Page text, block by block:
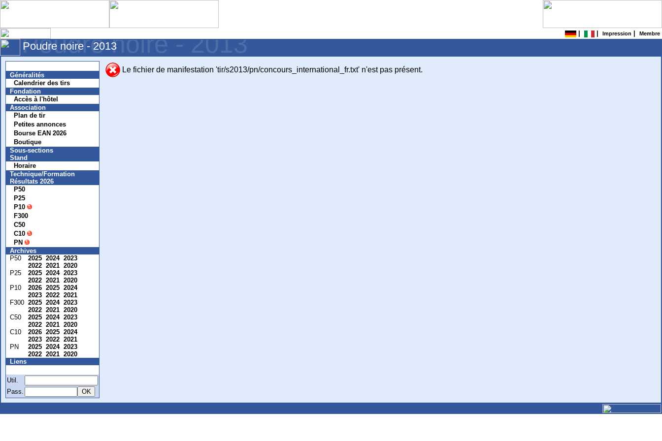
Impression Membre
Poudre noire - 2013
Poudre noire - 2013
Généralités
Calendrier des tirs
Fondation
Accès à l'hôtel
Association
Plan de tir
Petites annonces
Bourse EAN 2026
Boutique
Sous-sections
Stand
Horaire
Technique/Formation
Résultats 2026
P50
P25
P10
F300
C50
C10
PN
Archives
P50
2025 2024 2023
2022 2021 2020
P25
2025 2024 2023
2022 2021 2020
P10
2026 2025 2024
2023 2022 2021
F300 2025 2024 2023
2022 2021 2020
C50
2025 2024 2023
2022 2021 2020
C10
2026 2025 2024
2023 2022 2021
PN
2025 2024 2023
2022 2021 2020
Liens
Util.
Pass.
Le fichier de manifestation 'tir/s2013/pn/concours_international_fr.txt' n'est pas présent.